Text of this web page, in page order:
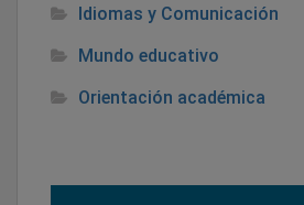
Idiomas y Comunicación
Mundo educativo
Orientación académica